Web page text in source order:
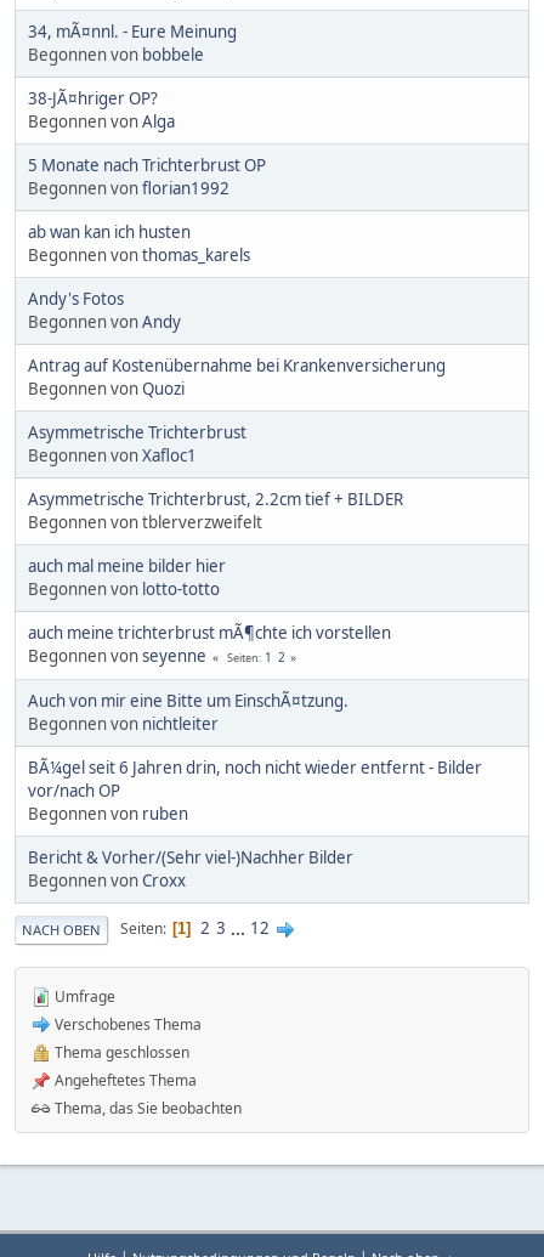
34, mÃ¤nnl. - Eure Meinung
Begonnen von bobbele
38-JÃ¤hriger OP?
Begonnen vonAlga
5 Monate nach Trichterbrust OP
Begonnen vonflorian1992
ab wan kan ich husten
Begonnen vonthomas_karels
Andy's Fotos
Begonnen vonAndy
Antrag auf Kostenübernahme bei Krankenversicherung
Begonnen vonQuozi
Asymmetrische Trichterbrust
Begonnen vonXafloc1
Asymmetrische Trichterbrust, 2.2cm tief + BILDER
Begonnen von tblerverzweifelt
auch mal meine bilder hier
Begonnen von lotto-totto
auch meine trichterbrust mÃ¶chte ich vorstellen
Begonnen vonseyenne Seiten 1 2
Auch von mir eine Bitte um EinschÃ¤tzung.
Begonnen von nichtleiter
BÃ¼gel seit 6 Jahren drin, noch nicht wieder entfernt - Bilder
vor/nach OP
Begonnen von ruben
Bericht & Vorher/(Sehr viel-)Nachher Bilder
Begonnen vonCroxx
NACH OBEN Seiten 1 2 3 ... 12
Umfrage
Verschobenes Thema
Thema geschlossen
Angeheftetes Thema
Thema, das Sie beobachten